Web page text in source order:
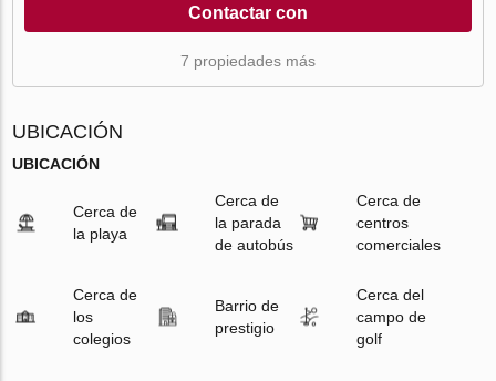
Contactar con
7 propiedades más
UBICACIÓN
UBICACIÓN
Cerca de
la playa
Cerca de
la parada
de autobús
Cerca de
centros
comerciales
Cerca de
los
colegios
Barrio de
prestigio
Cerca del
campo de
golf